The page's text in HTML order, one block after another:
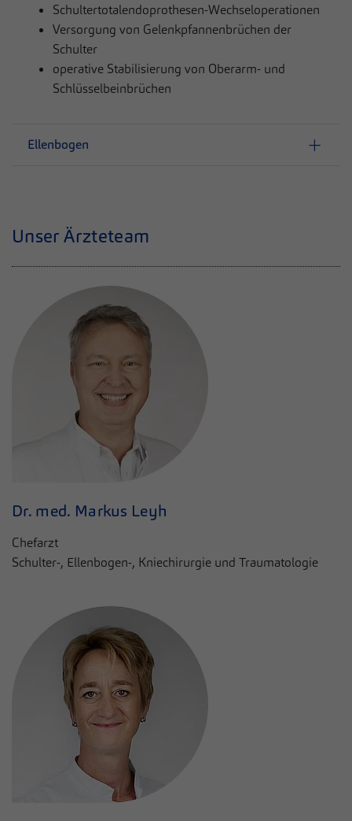
Schultertotalendoprothesen-Wechseloperationen
Versorgung von Gelenkpfannenbrüchen der
Schulter
operative Stabilisierung von Oberarm- und
Schlüsselbeinbrüchen
Ellenbogen
Unser Ärzteteam
Dr. med. Markus Leyh
Chefarzt
Schulter-, Ellenbogen-, Kniechirurgie und Traumatologie